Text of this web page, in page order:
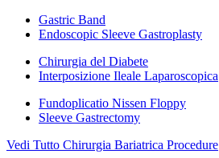
Gastric Band
Endoscopic Sleeve Gastroplasty
Chirurgia del Diabete
Interposizione Ileale Laparoscopica
Fundoplicatio Nissen Floppy
Sleeve Gastrectomy
Vedi Tutto Chirurgia Bariatrica Procedure